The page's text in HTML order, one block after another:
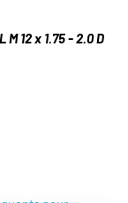
12 x 1.75 - 2.0 D